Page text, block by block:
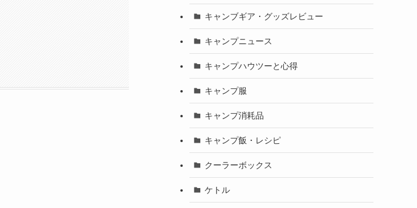
キャンブギア・グッズレビュー
キャンプニュース
キャンプハウツーと心得
キャンプ服
キャンプ消耗品
キャンプ飯・レシピ
クーラーボックス
ケトル